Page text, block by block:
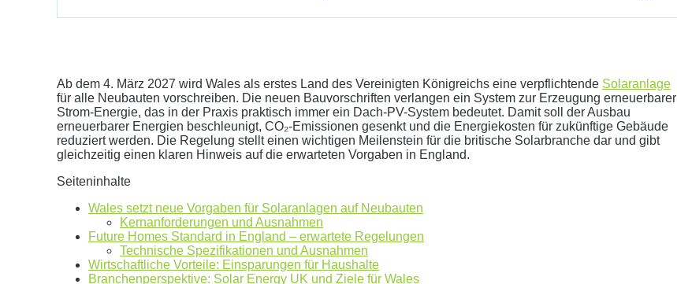
Geben Sie hier Ihren jährlichen Stromverbrauch an
kWh
Wir empfehlen:
€/kWh
Hinweis:Dies ist eine Beispielrechnung
Ab dem 4. März 2027 wird Wales als erstes Land des Vereinigten Königreichs eine verpflichtende Solaranlage
für alle Neubauten vorschreiben. Die neuen Bauvorschriften verlangen ein System zur Erzeugung erneuerbarer
Strom-Energie, das in der Praxis praktisch immer ein Dach-PV-System bedeutet. Damit soll der Ausbau
erneuerbarer Energien beschleunigt, CO₂-Emissionen gesenkt und die Energiekosten für zukünftige Gebäude
reduziert werden. Die Regelung stellt einen wichtigen Meilenstein für die britische Solarbranche dar und gibt
gleichzeitig einen klaren Hinweis auf die erwarteten Vorgaben in England.
Seiteninhalte
Wales setzt neue Vorgaben für Solaranlagen auf Neubauten
Kernanforderungen und Ausnahmen
Future Homes Standard in England – erwartete Regelungen
Technische Spezifikationen und Ausnahmen
Wirtschaftliche Vorteile: Einsparungen für Haushalte
Branchenperspektive: Solar Energy UK und Ziele für Wales